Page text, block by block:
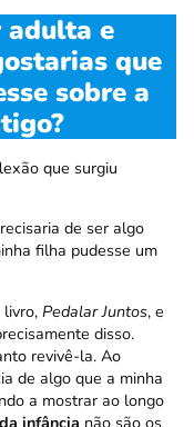
adulta e
que
sobre a
que surgiu
de ser algo
filha pudesse um
Pedalar Juntos, e
disso.
revivê-la. Ao
de algo que a minha
a mostrar ao longo
infância não são os